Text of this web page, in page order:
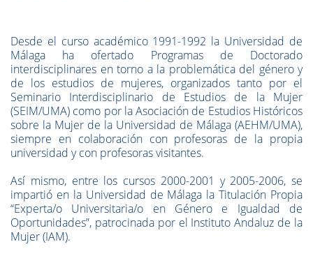
Desde el curso académico 1991-1992 la Universidad de
Málaga ha ofertado Programas de Doctorado
interdisciplinares en torno a la problemática del género y
de los estudios de mujeres, organizados tanto por el
Seminario Interdisciplinario de Estudios de la Mujer
(SEIM/UMA) como por la Asociación de Estudios Históricos
sobre la Mujer de la Universidad de Málaga (AEHM/UMA),
siempre en colaboración con profesoras de la propia
universidad y con profesoras visitantes.
Así mismo, entre los cursos 2000-2001 y 2005-2006, se
impartió en la Universidad de Málaga la Titulación Propia
“Experta/o Universitaria/o en Género e Igualdad de
Oportunidades”, patrocinada por el Instituto Andaluz de la
Mujer (IAM).